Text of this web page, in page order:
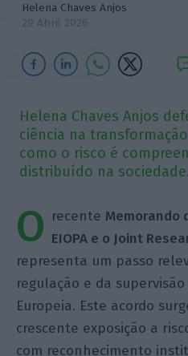
Helena Chaves Anjos
29 Abril 2026
Helena Chaves Anjos
ciência na
como o risco é
distribuído na
O recente Memorando
EIOPA e o Joint
representa um passo
regulação e da
Europeia. Este acordo
crescente exposição a
com reconhecimento